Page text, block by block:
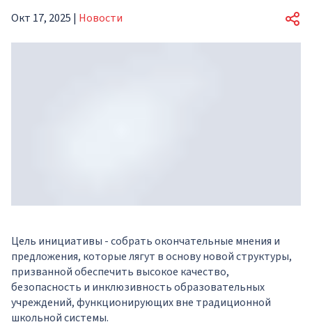
Окт 17, 2025 | Новости
Цель инициативы - собрать окончательные мнения и
предложения, которые лягут в основу новой структуры,
призванной обеспечить высокое качество,
безопасность и инклюзивность образовательных
учреждений, функционирующих вне традиционной
школьной системы.